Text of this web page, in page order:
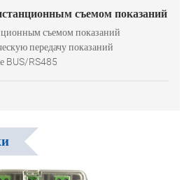
съемом показаний
съемом показаний
передачу показаний
BUS/RS485